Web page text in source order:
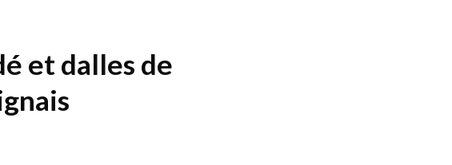
et dalles de